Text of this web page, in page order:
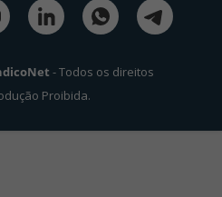
- Todos os direitos
Proibida.